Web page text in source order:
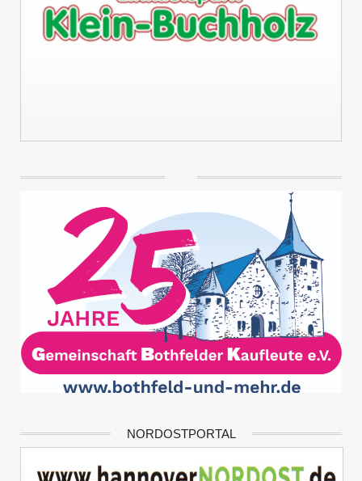
NORDOSTPORTAL